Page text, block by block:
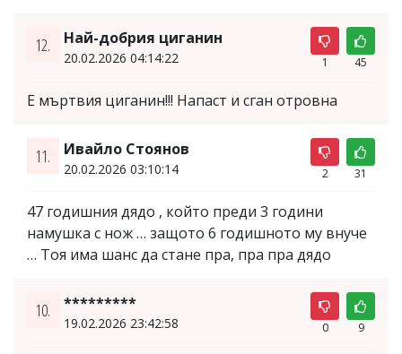
12. Най-добрия циганин
20.02.2026 04:14:22 1 45
Е мъртвия циганин!!! Напаст и сган отровна
11. Ивайло Стоянов
20.02.2026 03:10:14 2 31
47 годишния дядо , който преди 3 години
намушка с нож … защото 6 годишното му внуче
… Тоя има шанс да стане пра, пра пра дядо
10. *********
19.02.2026 23:42:58 0 9